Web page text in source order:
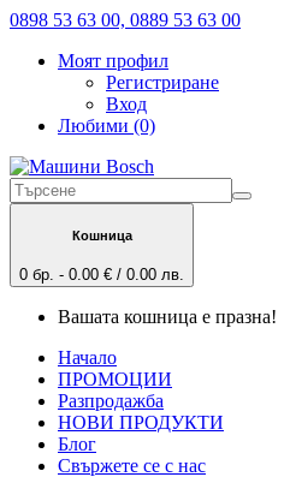
0898 53 63 00, 0889 53 63 00
Моят профил
Регистриране
Вход
Любими (0)
Кошница
0 бр. - 0.00 € / 0.00 лв.
Вашата кошница е празна!
Начало
ПРОМОЦИИ
Разпродажба
НОВИ ПРОДУКТИ
Блог
Свържете се с нас